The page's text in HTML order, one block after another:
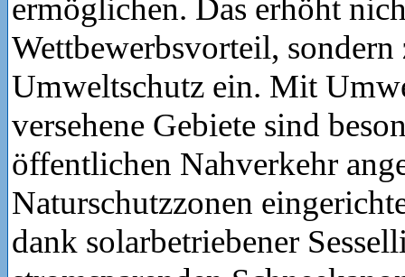
ermöglichen. Das erhöht
Wettbewerbsvorteil, sondern
Umweltschutz ein. Mit
versehene Gebiete sind
öffentlichen Nahverkehr
Naturschutzzonen
dank solarbetriebener